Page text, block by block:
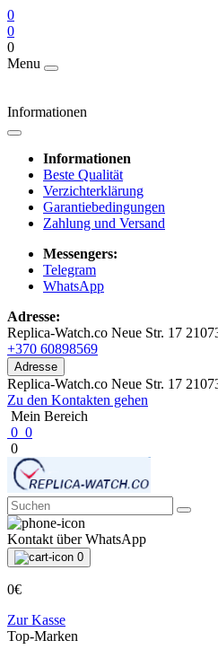
0
0
0
Menu
Informationen
Informationen
Beste Qualität
Verzichterklärung
Garantiebedingungen
Zahlung und Versand
Messengers:
Telegram
WhatsApp
Adresse:
Replica-Watch.co Neue Str. 17
+370 60898569
Adresse
Replica-Watch.co Neue Str. 17
Zu den Kontakten gehen
Mein Bereich
0 0
0
Kontakt über WhatsApp
0
0€
Zur Kasse
Top-Marken